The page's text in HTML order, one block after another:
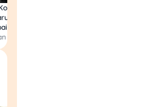
Indonesia
2026, Siap Ngakak
Sakit Perut!
yang lalu